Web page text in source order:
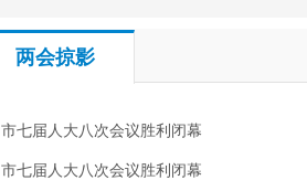
两会掠影
市七届人大八次会议胜利闭幕
市七届人大八次会议胜利闭幕